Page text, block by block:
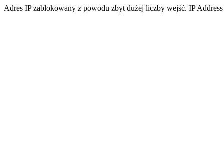
Adres IP zablokowany z powodu zbyt dużej liczby wejść. IP